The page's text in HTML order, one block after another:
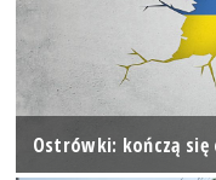
Ostrówki: kończą się